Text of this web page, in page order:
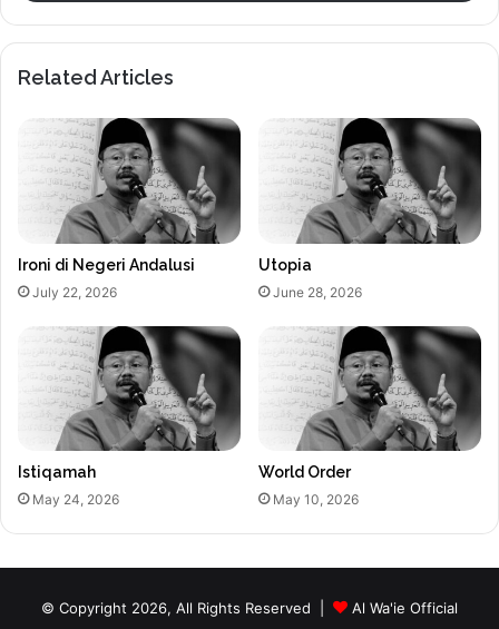
Related Articles
Ironi di Negeri Andalusi
July 22, 2026
Utopia
June 28, 2026
Istiqamah
May 24, 2026
World Order
May 10, 2026
© Copyright 2026, All Rights Reserved | Al Wa'ie Official